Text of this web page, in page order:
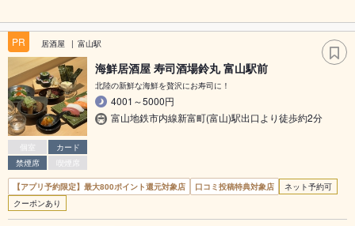
PR 居酒屋 富山駅
個室
カード
禁煙席
喫煙席
海鮮居酒屋 寿司酒場鈴丸 富山駅前
北陸の新鮮な海鮮を贅沢にお寿司に！
4001～5000円
富山地鉄市内線新富町(富山)駅出口より徒歩約2分
【アプリ予約限定】最大800ポイント還元対象店 口コミ投稿特典対象店
ネット予約可
クーポンあり